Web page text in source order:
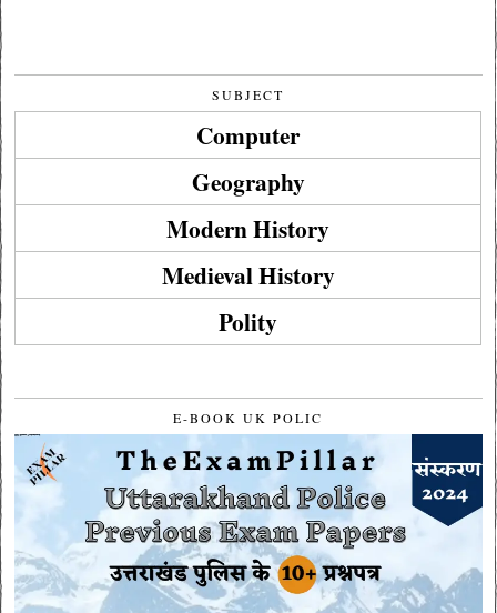
SUBJECT
Computer
Geography
Modern History
Medieval History
Polity
E-BOOK UK POLIC